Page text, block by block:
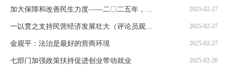
加大保障和改善民生力度——二〇二五年，中国经济这么干⑨ 2025-02-27
一以贯之支持民营经济发展壮大（评论员观察）——促进民营经济高质量发展① 2025-02-27
金观平：法治是最好的营商环境 2025-02-27
七部门加强政策扶持促进创业带动就业 2025-02-26